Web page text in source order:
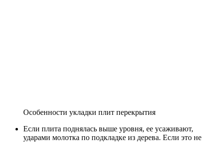
Особенности укладки плит перекрытия
Если плита поднялась выше уровня, ее усаживают,
ударами молотка по подкладке из дерева. Если это не